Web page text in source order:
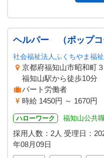
ヘルパー （ポップコ
社会福祉法人ふくちやま福
京都府福知山市昭和町
福知山駅から徒歩10分
パート労働者
時給 1450円 ～ 1670円
ハローワーク 福知山公共
採用人数：2人 受理日：
年08月09日